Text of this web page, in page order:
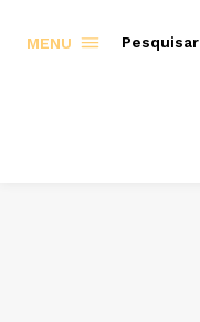
MENU Pesquisar